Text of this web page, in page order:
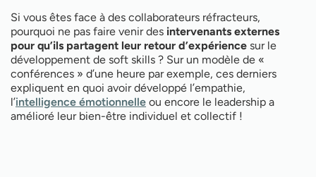
Si vous êtes face à des collaborateurs réfracteurs,
pourquoi ne pas faire venir des intervenants externes
pour qu’ils partagent leur retour d’expérience sur le
développement de soft skills ? Sur un modèle de «
conférences » d’une heure par exemple, ces derniers
expliquent en quoi avoir développé l’empathie,
l’intelligence émotionnelle ou encore le leadership a
amélioré leur bien-être individuel et collectif !